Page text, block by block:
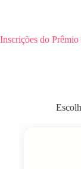
Inscrições do